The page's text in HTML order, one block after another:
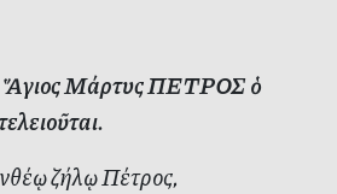
ὁ Ἅγιος Μάρτυς ΠΕΤΡΟΣ ὁ
ζήλῳ Πέτρος,